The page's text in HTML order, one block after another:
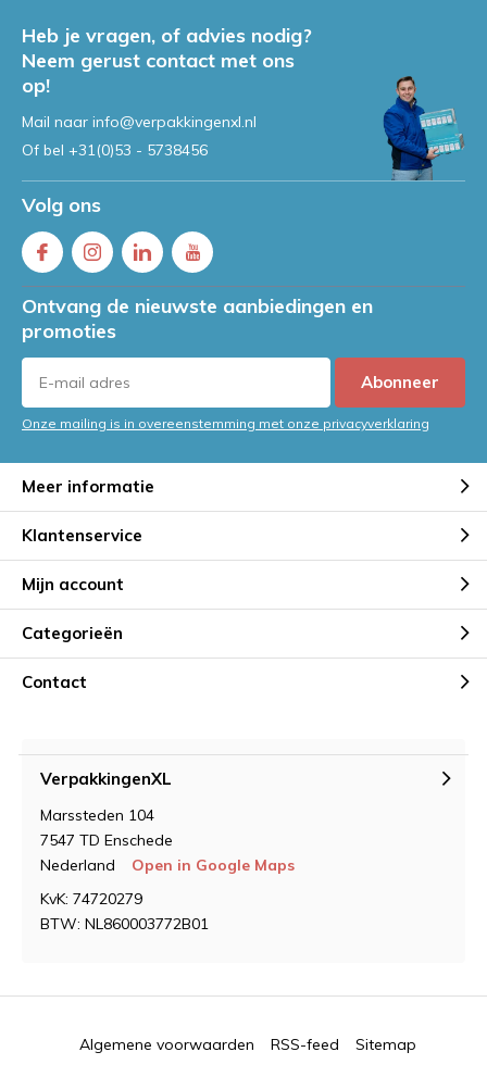
Heb je vragen, of advies nodig?
Neem gerust contact met ons
op!
Mail naar info@verpakkingenxl.nl
Of bel +31(0)53 - 5738456
Volg ons
Ontvang de nieuwste aanbiedingen en
promoties
Abonneer
Onze mailing is in overeenstemming met onze privacyverklaring
Meer informatie
Klantenservice
Mijn account
Categorieën
Contact
VerpakkingenXL
Marssteden 104
7547 TD Enschede
Nederland
Open in Google Maps
KvK: 74720279
BTW: NL860003772B01
Algemene voorwaarden RSS-feed Sitemap